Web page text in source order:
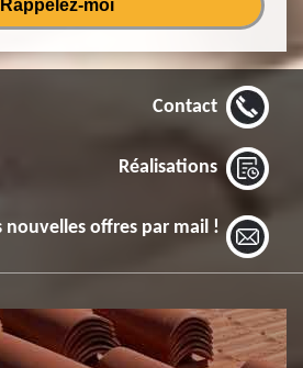
Contact
Réalisations
nouvelles offres par mail !